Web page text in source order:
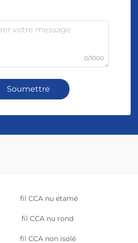
0/1000
Soumettre
fil CCA nu étamé
fil CCA nu rond
fil CCA non isolé